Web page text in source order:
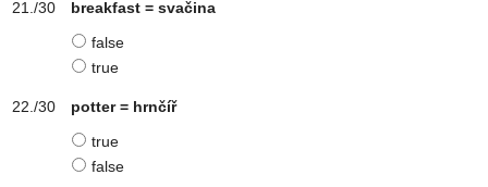
breakfast = svačina
false
true
potter = hrnčíř
true
false